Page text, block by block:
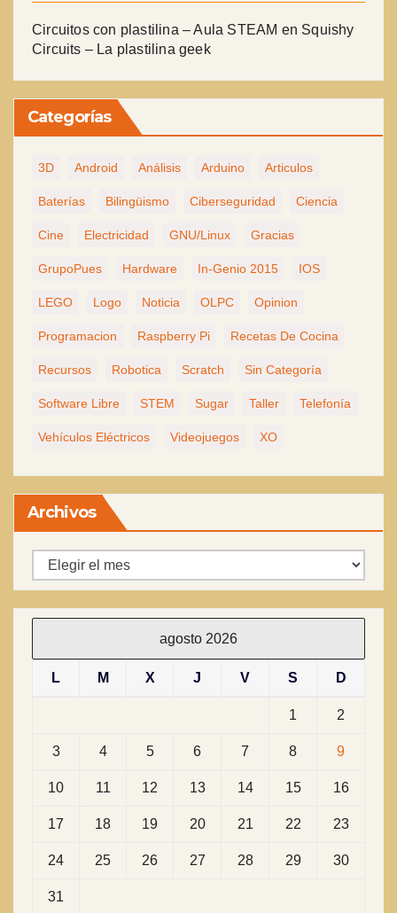
Circuitos con plastilina – Aula STEAM en Squishy
Circuits – La plastilina geek
Categorías
3D Android Análisis Arduino Articulos
Baterías Bilingüismo Ciberseguridad Ciencia
Cine Electricidad GNU/Linux Gracias
GrupoPues Hardware In-Genio 2015 IOS
LEGO Logo Noticia OLPC Opinion
Programacion Raspberry Pi Recetas De Cocina
Recursos Robotica Scratch Sin Categoría
Software Libre STEM Sugar Taller Telefonía
Vehículos Eléctricos Videojuegos XO
Archivos
Archivos
agosto 2026
L M X J V S D
1 2
3 4 5 6 7 8 9
10 11 12 13 14 15 16
17 18 19 20 21 22 23
24 25 26 27 28 29 30
31